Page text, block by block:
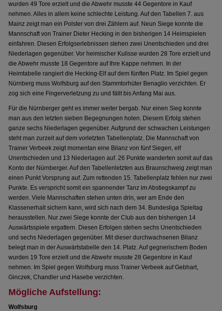
wurden 49 Tore erzielt und die Abwehr musste 44 Gegentore in Kauf
nehmen. Alles in allem keine schlechte Leistung. Auf den Tabellen 7. aus
Mainz zeigt man ein Polster von drei Zählern auf. Neun Siege konnte die
Mannschaft von Trainer Dieter Hecking in den bisherigen 14 Heimspielen
einfahren. Diesen Erfolgserlebnissen stehen zwei Unentschieden und drei
Niederlagen gegenüber. Vor heimischer Kulisse wurden 28 Tore erzielt und
die Abwehr musste 18 Gegentore auf Ihre Kappe nehmen. In der
Heimtabelle rangiert die Hecking-Elf auf dem fünften Platz. Im Spiel gegen
Nürnberg muss Wolfsburg auf den Stammtorhüter Benaglio verzichten. Er
zog sich eine Fingerverletzung zu und fällt bis Anfang Mai aus.
Für die Nürnberger geht es immer weiter bergab. Nur einen Sieg konnte
man aus den letzten sieben Begegnungen holen. Diesem Erfolg stehen
ganze sechs Niederlagen gegenüber. Aufgrund der schwachen Leistungen
steht man zurzeit auf dem vorletzten Tabellenplatz. Die Mannschaft von
Trainer Verbeek zeigt momentan eine Bilanz von fünf Siegen, elf
Unentschieden und 13 Niederlagen auf. 26 Punkte wanderten somit auf das
Konto der Nürnberger. Auf den Tabellenletzten aus Braunschweig zeigt man
einen Punkt Vorsprung auf. Zum rettenden 15. Tabellenplatz fehlen nur zwei
Punkte. Es verspricht somit ein spannender Tanz im Abstiegskampf zu
werden. Viele Mannschaften stehen unten drin, wer am Ende den
Klassenerhalt sichern kann, wird sich nach dem 34. Bundesliga Spieltag
herausstellen. Nur zwei Siege konnte der Club aus den bisherigen 14
Auswärtsspiele ergattern. Diesen Erfolgen stehen sechs Unentschieden
und sechs Niederlagen gegenüber. Mit dieser durchwachsenen Bilanz
belegt man in der Auswärtstabelle den 14. Platz. Auf gegnerischem Boden
wurden 19 Tore erzielt und die Abwehr musste 28 Gegentore in Kauf
nehmen. Im Spiel gegen Wolfsburg muss Trainer Verbeek auf Gebhart,
Ginczek, Chandler und Hasebe verzichten.
Mögliche Aufstellung:
Wolfsburg